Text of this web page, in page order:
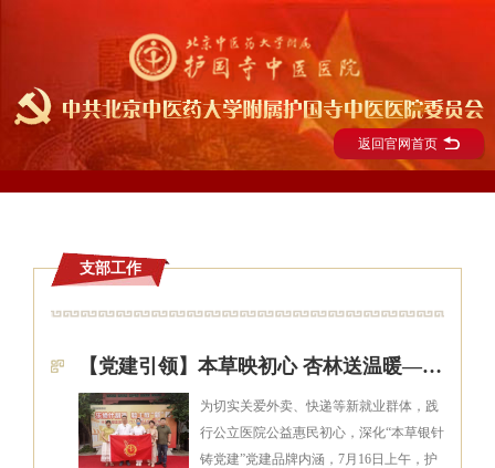
返回官网首页
支部工作
【党建引领】本草映初心 杏林送温暖——护国寺中医医院暖心义诊，守护城市奔跑者！
为切实关爱外卖、快递等新就业群体，践
行公立医院公益惠民初心，深化“本草银针
铸党建”党建品牌内涵，7月16日上午，护